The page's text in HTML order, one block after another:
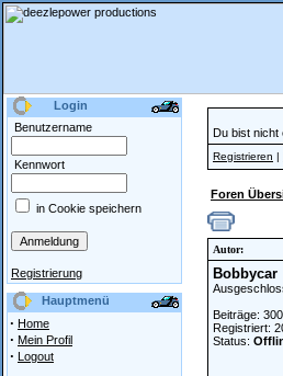
Login
Benutzername
Kennwort
in Cookie speichern
Registrierung
Hauptmenü
· Home
· Mein Profil
· Logout
Du bist nicht
Registrieren |
Foren
Autor:
Bobbycar
Beiträge:
Registriert:
Status: